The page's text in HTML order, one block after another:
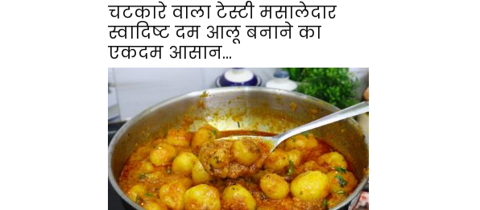
चटकारे वाला टेस्टी मसालेदार
स्वादिष्ट दम आलू बनाने का
एकदम आसान...